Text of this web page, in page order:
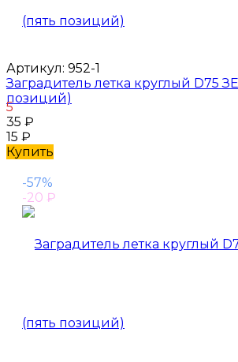
Артикул: 952-1
Заградитель летка круглый D75
позиций)
5
35 ₽
15 ₽
Купить
-57%
-20 ₽